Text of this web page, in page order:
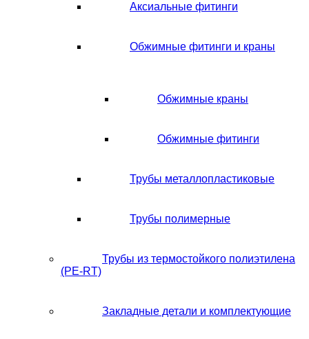
Аксиальные фитинги
Обжимные фитинги и краны
Обжимные краны
Обжимные фитинги
Трубы металлопластиковые
Трубы полимерные
Трубы из термостойкого полиэтилена
(PE-RT)
Закладные детали и комплектующие